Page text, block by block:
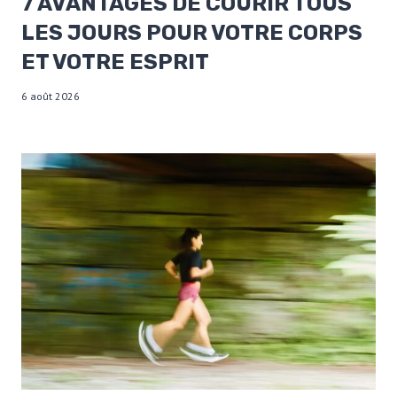
LES JOURS POUR VOTRE CORPS
ET VOTRE ESPRIT
6 août 2026